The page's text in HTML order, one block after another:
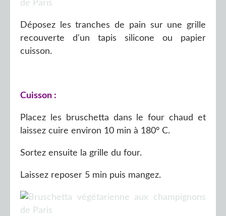
Déposez les tranches de pain sur une grille
recouverte d'un tapis silicone ou papier
cuisson.
Cuisson :
Placez les bruschetta dans le four chaud et
laissez cuire environ 10 min à 180° C.
Sortez ensuite la grille du four.
Laissez reposer 5 min puis mangez.